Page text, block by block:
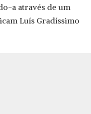
a através de um
Luís Gradíssimo